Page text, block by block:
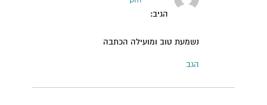
הגיב:
נשמעת טוב ומועילה הכתבה
הגב